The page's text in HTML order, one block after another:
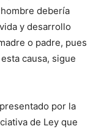
debería
y desarrollo
o padre, pues
causa, sigue
presentado por la
de Ley que